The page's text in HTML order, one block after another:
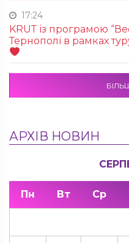
17:24
KRUТ із програмою
Тернополі в рамках
АРХІВ НОВИН
Пн Вт Ср